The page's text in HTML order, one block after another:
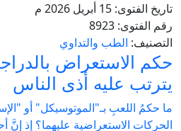
تاريخ الفتوى:
رقم الفتوى:
التصنيف: الطب والتداوي
حكم الاستعراض
يترتب عليه أذى الناس
ما حكمُ اللعبِ بـ"الموتوسيكل" أو
الحركات الاستعراضية عليهما؟ إذ إنَّ